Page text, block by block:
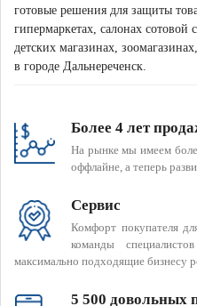
готовые решения для защиты
гипермаркетах, салонах сотовой
детских магазинах,
в городе Дальнереченск.
Более 4 лет
На рынке мы имеем
оффлайне, а теперь
Сервис
Комфорт покупателя
команды
максимально подходящие бизнесу
5 500 довольных